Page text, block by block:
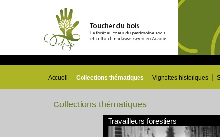
Accueil Collections thématiques Vignettes historiques
Collections thématiques
Travailleurs forestiers